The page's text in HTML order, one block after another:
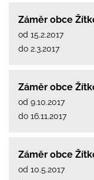
Záměr obce
od 15.2.2017
do 2.3.2017
Záměr obce
od 9.10.2017
do 16.11.2017
Záměr obce
od 10.5.2017